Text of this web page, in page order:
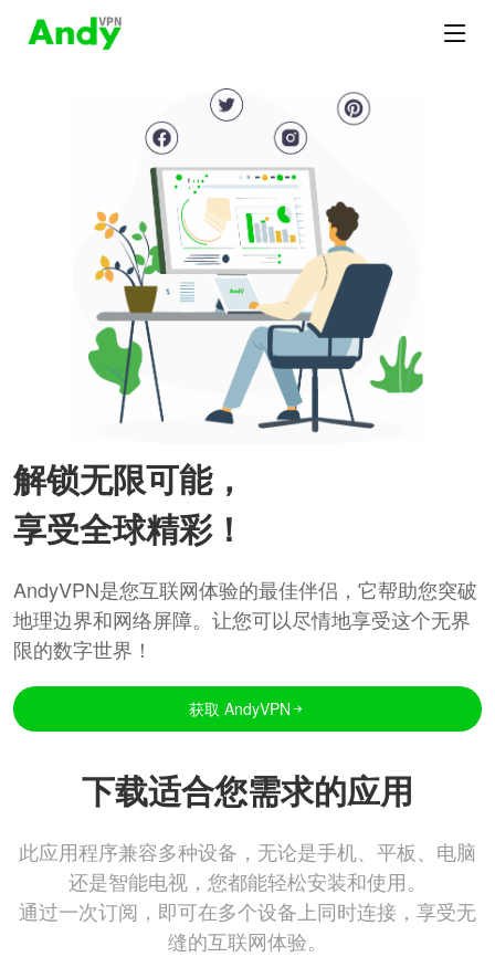
解锁无限可能，
享受全球精彩！
AndyVPN是您互联网体验的最佳伴侣，它帮助您突破
地理边界和网络屏障。让您可以尽情地享受这个无界
限的数字世界！
获取 AndyVPN
下载适合您需求的应用
此应用程序兼容多种设备，无论是手机、平板、电脑
还是智能电视，您都能轻松安装和使用。
通过一次订阅，即可在多个设备上同时连接，享受无
缝的互联网体验。